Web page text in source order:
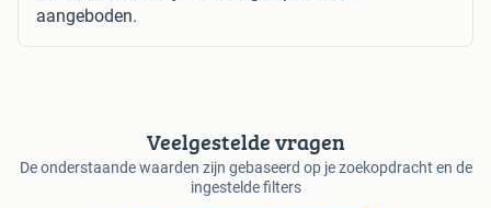
aangeboden.
Veelgestelde vragen
De onderstaande waarden zijn gebaseerd op je zoekopdracht en de
ingestelde filters